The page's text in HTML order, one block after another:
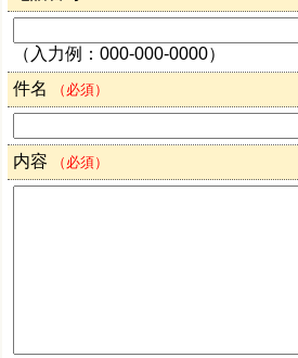
（入力例：000-000-0000）
件名
（必須）
内容 （必須）